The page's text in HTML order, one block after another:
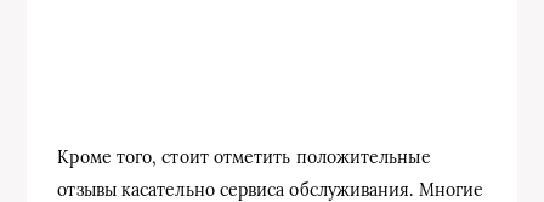
Кроме того, стоит отметить положительные
отзывы касательно сервиса обслуживания. Многие